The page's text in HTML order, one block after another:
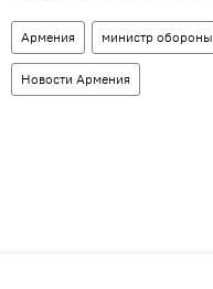
Армения министр обороны
Новости Армения